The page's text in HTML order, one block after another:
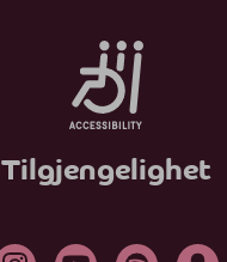
Tilgjengelighet